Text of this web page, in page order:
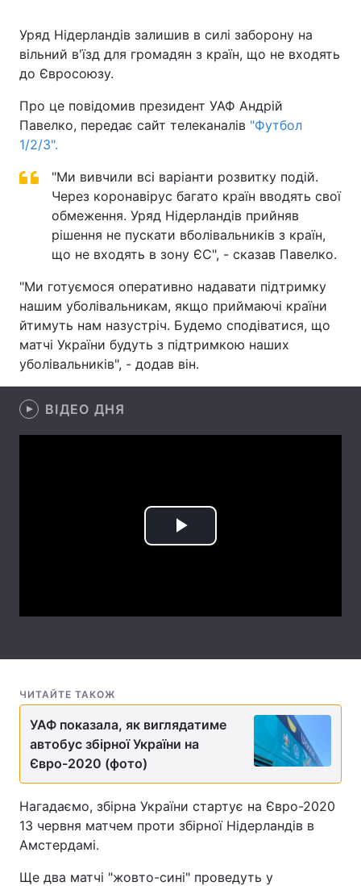
Головна Війна
Економіка Світ
Техно і зв'язок Лайт
Зброя Інциденти
Здоров'я Туризм
Цікавинки Погода
Екологія Регіони
Лонгріди
Відео з Youtube
Тема оформлення
Уряд Нідерландів залишив в силі заборону на
вільний в'їзд для громадян з країн, що не входять
до Євросоюзу.
Про це повідомив президент УАФ Андрій
Павелко, передає сайт телеканалів "Футбол
1/2/3".
"Ми вивчили всі варіанти розвитку подій.
Через коронавірус багато країн вводять свої
обмеження. Уряд Нідерландів прийняв
рішення не пускати вболівальників з країн,
що не входять в зону ЄС", - сказав Павелко.
"Ми готуємося оперативно надавати підтримку
нашим уболівальникам, якщо приймаючі країни
йтимуть нам назустріч. Будемо сподіватися, що
матчі України будуть з підтримкою наших
уболівальників", - додав він.
ВІДЕО ДНЯ
Play
ЧИТАЙТЕ ТАКОЖ
УАФ показала, як виглядатиме
автобус збірної України на
Євро-2020 (фото)
Нагадаємо, збірна України стартує на Євро-2020
13 червня матчем проти збірної Нідерландів в
Амстердамі.
Ще два матчі "жовто-сині" проведуть у